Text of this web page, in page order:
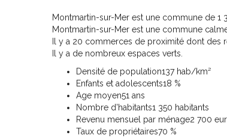
Montmartin-sur-Mer est une commune de 1
Montmartin-sur-Mer est une commune
Il y a 20 commerces de proximité dont des
Il y a de nombreux espaces verts.
Densité de population137 hab/km²
Enfants et adolescents18 %
Age moyen51 ans
Nombre d'habitants1 350 habitants
Revenu mensuel par ménage2 700
Taux de propriétaires70 %